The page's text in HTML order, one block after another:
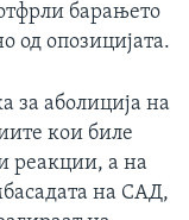
барањето
од опозицијата.
за аболиција на
кои биле
реакции, а на
на САД,